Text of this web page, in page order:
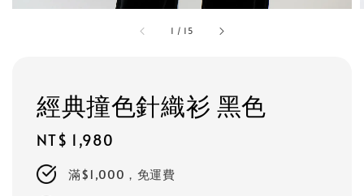
1 / 15
經典撞色針織衫 黑色
Regular
price
NT$ 1,980
滿$1,000，免運費